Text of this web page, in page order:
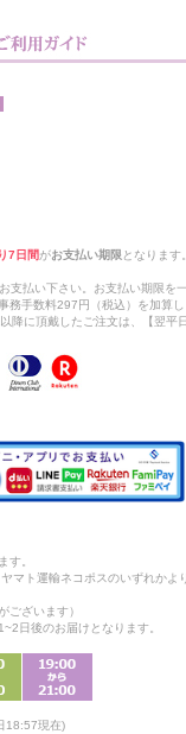
7日間がお支払い期限 となります。
払い下さい。お支払い期限を
務手数料297円（税込）を加算
に頂戴したご注文は、【翌平
す。
マト運輸ネコポスのいずれかよ
ございます）
日後のお届けとなります。
18:57現在)